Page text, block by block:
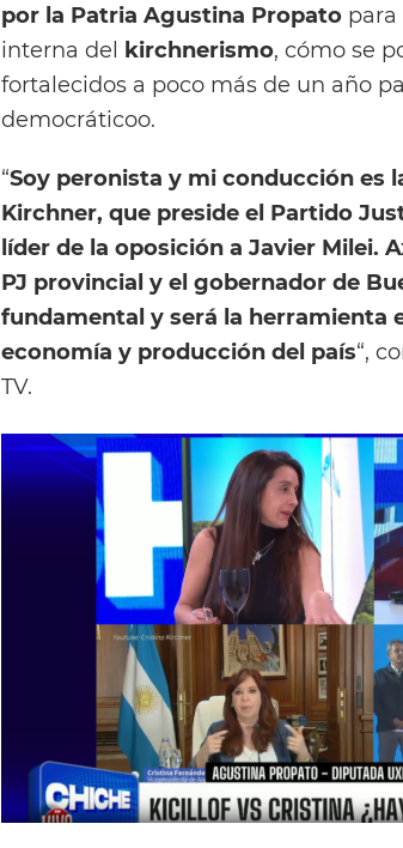
por la Patria Agustina Propato para
interna del kirchnerismo, cómo se
fortalecidos a poco más de un año
democráticoo.
“Soy peronista y mi conducción es
Kirchner, que preside el Partido
líder de la oposición a Javier Milei.
PJ provincial y el gobernador de
fundamental y será la herramienta
economía y producción del país“,
TV.